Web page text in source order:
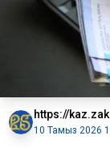
https://
10 Тамыз 2026